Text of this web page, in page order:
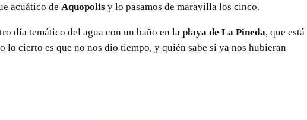
acuático de Aquopolis y lo pasamos de maravilla los cinco.
día temático del agua con un baño en la playa de La Pineda, que está
lo cierto es que no nos dio tiempo, y quién sabe si ya nos hubieran